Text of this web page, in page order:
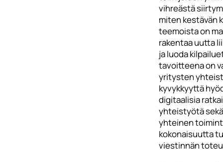
vihreästä
miten kestävän
teemoista on
rakentaa uutta
ja luoda
tavoitteena on
yritysten
kyvykkyyttä
digitaalisia
yhteistyötä
yhteinen
kokonaisuutta
viestinnän